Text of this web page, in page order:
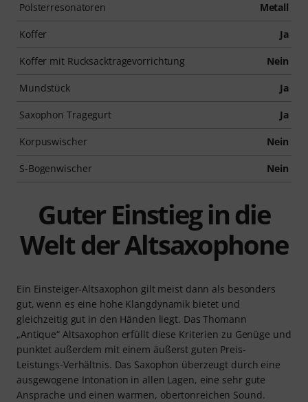
Polsterresonatoren Metall
Koffer Ja
Koffer mit Rucksacktragevorrichtung Nein
Mundstück Ja
Saxophon Tragegurt Ja
Korpuswischer Nein
S-Bogenwischer Nein
Guter Einstieg in die
Welt der Altsaxophone
Ein Einsteiger-Altsaxophon gilt meist dann als besonders
gut, wenn es eine hohe Klangdynamik bietet und
gleichzeitig gut in den Händen liegt. Das Thomann
„Antique“ Altsaxophon erfüllt diese Kriterien zu Genüge und
punktet außerdem mit einem äußerst guten Preis-
Leistungs-Verhältnis. Das Saxophon überzeugt durch eine
ausgewogene Intonation in allen Lagen, eine sehr gute
Ansprache und einen warmen, obertonreichen Sound.